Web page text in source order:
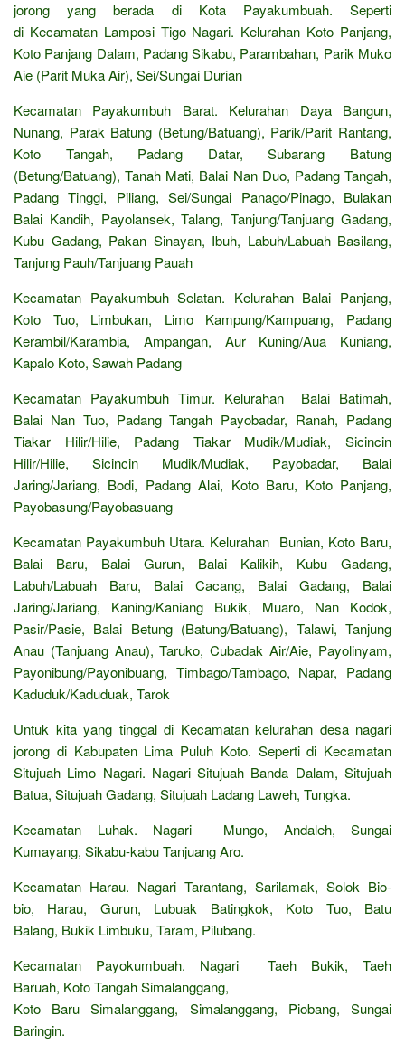
jorong yang berada di Kota Payakumbuah. Seperti
di Kecamatan Lamposi Tigo Nagari. Kelurahan Koto Panjang,
Koto Panjang Dalam, Padang Sikabu, Parambahan, Parik Muko
Aie (Parit Muka Air), Sei/Sungai Durian
Kecamatan Payakumbuh Barat. Kelurahan Daya Bangun,
Nunang, Parak Batung (Betung/Batuang), Parik/Parit Rantang,
Koto Tangah, Padang Datar, Subarang Batung
(Betung/Batuang), Tanah Mati, Balai Nan Duo, Padang Tangah,
Padang Tinggi, Piliang, Sei/Sungai Panago/Pinago, Bulakan
Balai Kandih, Payolansek, Talang, Tanjung/Tanjuang Gadang,
Kubu Gadang, Pakan Sinayan, Ibuh, Labuh/Labuah Basilang,
Tanjung Pauh/Tanjuang Pauah
Kecamatan Payakumbuh Selatan. Kelurahan Balai Panjang,
Koto Tuo, Limbukan, Limo Kampung/Kampuang, Padang
Kerambil/Karambia, Ampangan, Aur Kuning/Aua Kuniang,
Kapalo Koto, Sawah Padang
Kecamatan Payakumbuh Timur. Kelurahan Balai Batimah,
Balai Nan Tuo, Padang Tangah Payobadar, Ranah, Padang
Tiakar Hilir/Hilie, Padang Tiakar Mudik/Mudiak, Sicincin
Hilir/Hilie, Sicincin Mudik/Mudiak, Payobadar, Balai
Jaring/Jariang, Bodi, Padang Alai, Koto Baru, Koto Panjang,
Payobasung/Payobasuang
Kecamatan Payakumbuh Utara. Kelurahan Bunian, Koto Baru,
Balai Baru, Balai Gurun, Balai Kalikih, Kubu Gadang,
Labuh/Labuah Baru, Balai Cacang, Balai Gadang, Balai
Jaring/Jariang, Kaning/Kaniang Bukik, Muaro, Nan Kodok,
Pasir/Pasie, Balai Betung (Batung/Batuang), Talawi, Tanjung
Anau (Tanjuang Anau), Taruko, Cubadak Air/Aie, Payolinyam,
Payonibung/Payonibuang, Timbago/Tambago, Napar, Padang
Kaduduk/Kaduduak, Tarok
Untuk kita yang tinggal di Kecamatan kelurahan desa nagari
jorong di Kabupaten Lima Puluh Koto. Seperti di Kecamatan
Situjuah Limo Nagari. Nagari Situjuah Banda Dalam, Situjuah
Batua, Situjuah Gadang, Situjuah Ladang Laweh, Tungka.
Kecamatan Luhak. Nagari Mungo, Andaleh, Sungai
Kumayang, Sikabu-kabu Tanjuang Aro.
Kecamatan Harau. Nagari Tarantang, Sarilamak, Solok Bio-
bio, Harau, Gurun, Lubuak Batingkok, Koto Tuo, Batu
Balang, Bukik Limbuku, Taram, Pilubang.
Kecamatan Payokumbuah. Nagari Taeh Bukik, Taeh
Baruah, Koto Tangah Simalanggang,
Koto Baru Simalanggang, Simalanggang, Piobang, Sungai
Baringin.